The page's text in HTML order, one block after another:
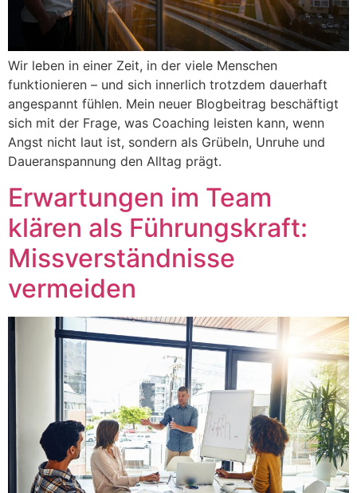
Wir leben in einer Zeit, in der viele Menschen
funktionieren – und sich innerlich trotzdem dauerhaft
angespannt fühlen. Mein neuer Blogbeitrag beschäftigt
sich mit der Frage, was Coaching leisten kann, wenn
Angst nicht laut ist, sondern als Grübeln, Unruhe und
Daueranspannung den Alltag prägt.
Erwartungen im Team
klären als Führungskraft:
Missverständnisse
vermeiden